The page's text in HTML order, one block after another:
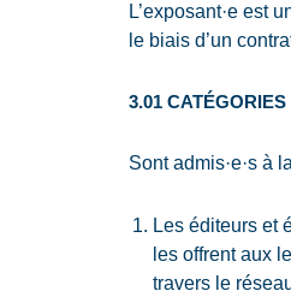
L’exposant·e est
le biais d’un
3.01 CATÉGORIES
Sont admis·e·s à
Les éditeurs et
les offrent aux
travers le